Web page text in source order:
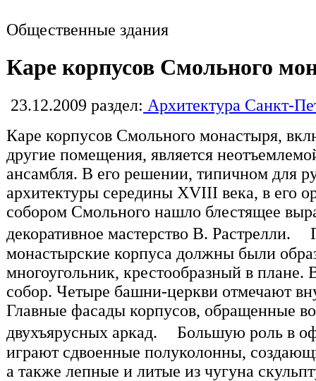
Общественные здания
Каре корпусов Смольного
23.12.2009 раздел: Архитектура Санкт-
Каре корпусов Смольного монастыря,
другие помещения, является
ансамбля. В его решении, типичном для
архитектуры середины XVIII века, в его
собором Смольного нашло блестящее
декоративное мастерство В. Растрелли.
монастырские корпуса должны были
многоугольник, крестообразный в плане.
собор. Четыре башни-церкви отмечают
Главные фасады корпусов, обращенные
двухъярусных аркад. Большую роль в
играют сдвоенные полуколонны,
а также лепные и литые из чугуна